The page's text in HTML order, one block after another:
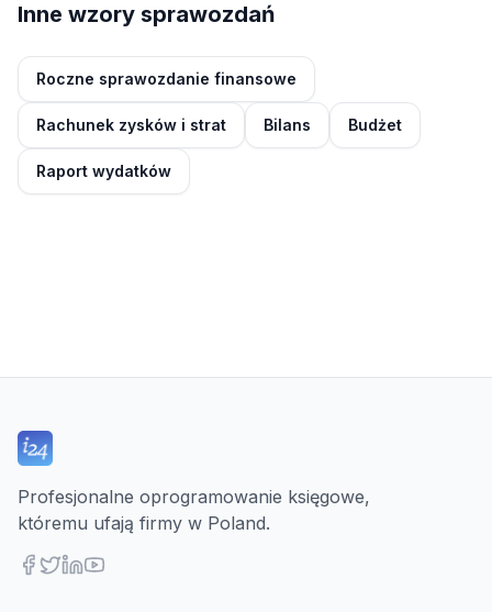
Inne wzory sprawozdań
Roczne sprawozdanie finansowe
Rachunek zysków i strat Bilans Budżet
Raport wydatków
Profesjonalne oprogramowanie księgowe,
któremu ufają firmy w Poland.